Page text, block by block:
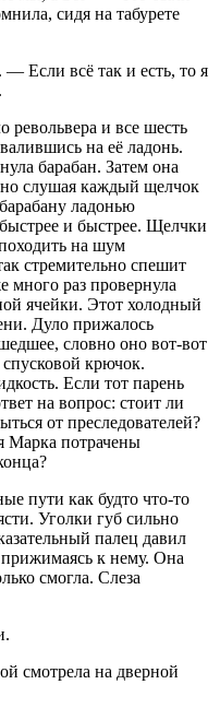
сидя на табурете
— Если всё так и есть, то я
револьвера и все шесть
на её ладонь.
барабан. Затем она
слушая каждый щелчок
ладонью
и быстрее. Щелчки
на шум
стремительно спешит
много раз провернула
ячейки. Этот холодный
Дуло прижалось
словно оно вот-вот
спусковой крючок.
Если тот парень
на вопрос: стоит ли
от преследователей?
Марка потрачены
пути как будто что-то
Уголки губ сильно
палец давил
к нему. Она
смогла. Слеза
смотрела на дверной